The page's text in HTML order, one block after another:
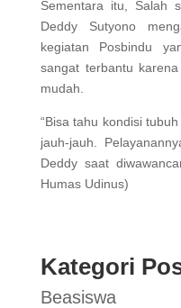
Sementara itu, Salah
Deddy Sutyono
kegiatan Posbindu
sangat terbantu
mudah.
“Bisa tahu kondisi
jauh-jauh.
Deddy saat
Humas Udinus)
Kategori
Beasiswa